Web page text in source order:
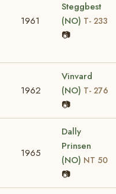
1961
Steggbest
(NO) T- 233
📷
1962
Vinvard
(NO) T- 276
📷
1965
Dally
Prinsen
(NO) NT 50
📷